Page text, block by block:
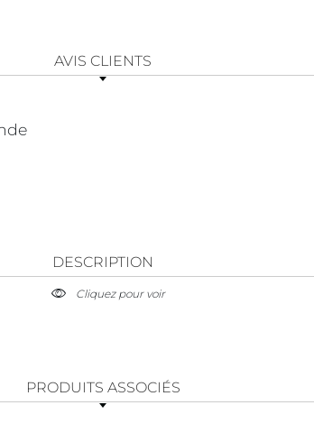
AVIS CLIENTS
DESCRIPTION
Cliquez pour voir
PRODUITS ASSOCIÉS